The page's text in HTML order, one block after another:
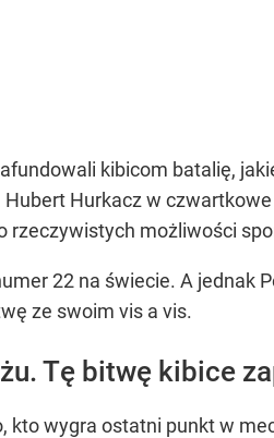
kibicom batalię,
Hurkacz w
rzeczywistych możliwości
22 na świecie. A jednak
ze swoim vis a vis.
Tę bitwę kibice
wygra ostatni punkt w